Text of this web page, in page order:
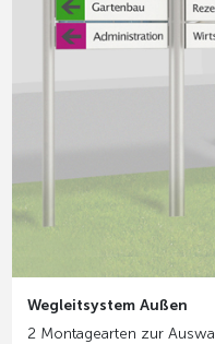
Wegleitsystem Außen
2 Montagearten zur